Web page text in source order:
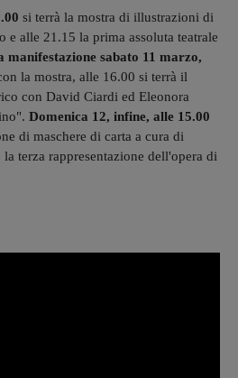
si terrà la mostra di illustrazioni di
e alle 21.15 la prima assoluta teatrale
manifestazione sabato 11 marzo,
la mostra, alle 16.00 si terrà il
con David Ciardi ed Eleonora
Domenica 12, infine, alle 15.00
di maschere di carta a cura di
terza rappresentazione dell'opera di